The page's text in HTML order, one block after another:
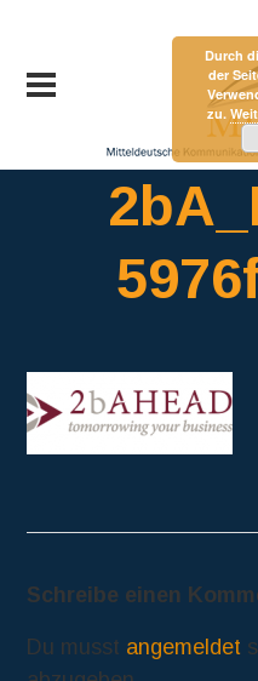
Schreibe einen
Du musst angemeldet
Durch
der
zu.